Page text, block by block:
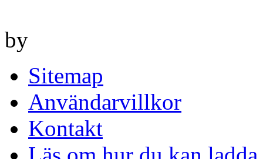
by
Sitemap
Användarvillkor
Kontakt